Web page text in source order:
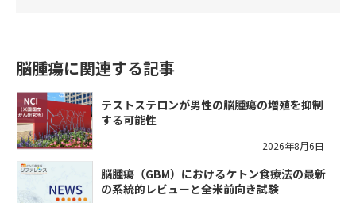
脳腫瘍に関連する記事
テストステロンが男性の脳腫瘍の増殖を抑制
する可能性
2026年8月6日
脳腫瘍（GBM）におけるケトン食療法の最新
の系統的レビューと全米前向き試験